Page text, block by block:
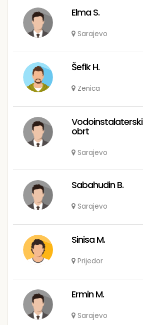
Elma S.
Sarajevo
Šefik H.
Zenica
Vodoinstalaterski
obrt
Sarajevo
Sabahudin B.
Sarajevo
Sinisa M.
Prijedor
Ermin M.
Sarajevo